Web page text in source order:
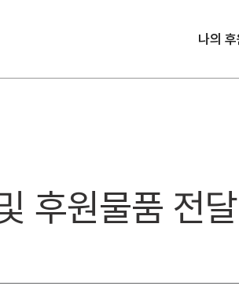
나의 후
후원물품 전